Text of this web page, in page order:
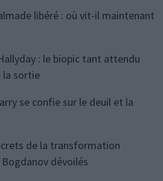
libéré : où vit-il maintenant
: le biopic tant attendu
la sortie
se confie sur le deuil et la
de la transformation
dévoilés